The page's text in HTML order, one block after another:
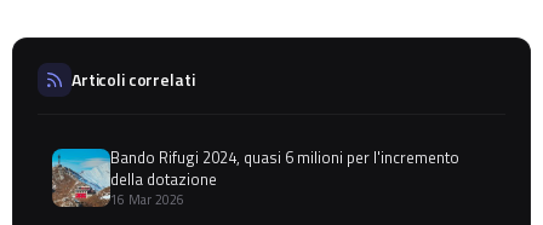
Articoli correlati
Bando Rifugi 2024, quasi 6 milioni per l'incremento
della dotazione
16 Mar 2026